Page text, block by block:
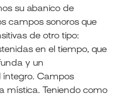
su abanico de
campos sonoros que
de otro tipo:
en el tiempo, que
y un
íntegro. Campos
mística. Teniendo como